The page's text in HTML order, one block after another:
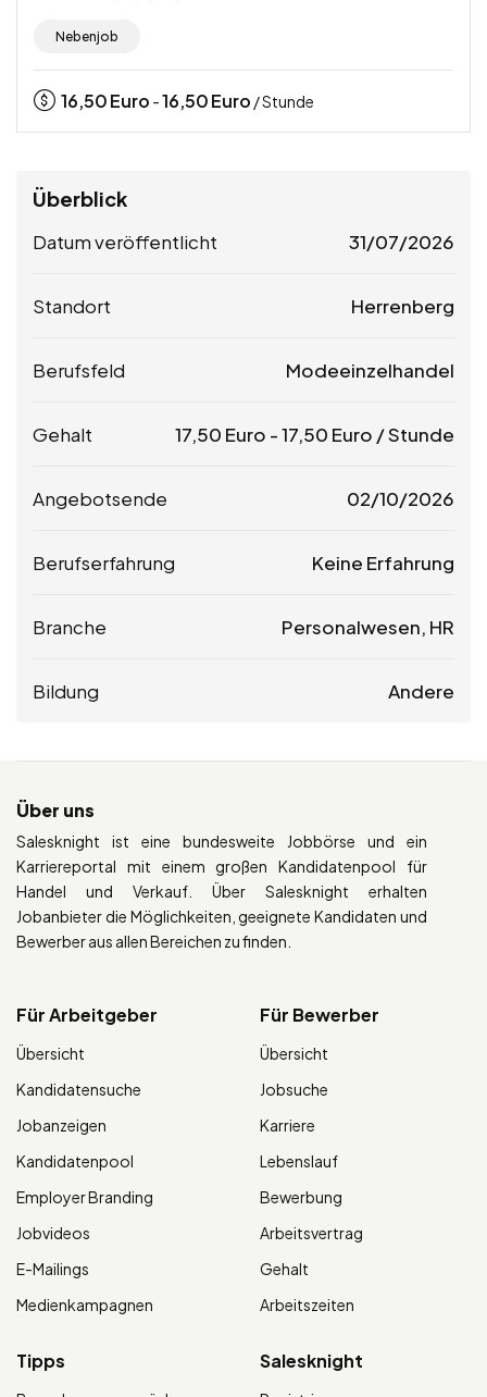
Nebenjob
16,50Euro -16,50Euro / Stunde
Überblick
Datum veröffentlicht 31/07/2026
Standort Herrenberg
Berufsfeld Modeeinzelhandel
Gehalt 17,50 Euro -17,50 Euro / Stunde
Angebotsende 02/10/2026
Berufserfahrung Keine Erfahrung
Branche Personalwesen, HR
Bildung Andere
Über uns
Salesknight ist eine bundesweite Jobbörse und ein
Karriereportal mit einem großen Kandidatenpool für
Handel und Verkauf. Über Salesknight erhalten
Jobanbieter die Möglichkeiten, geeignete Kandidaten und
Bewerber aus allen Bereichen zu finden.
Für Arbeitgeber
Übersicht
Kandidatensuche
Jobanzeigen
Kandidatenpool
Employer Branding
Jobvideos
E-Mailings
Medienkampagnen
Für Bewerber
Übersicht
Jobsuche
Karriere
Lebenslauf
Bewerbung
Arbeitsvertrag
Gehalt
Arbeitszeiten
Tipps Salesknight